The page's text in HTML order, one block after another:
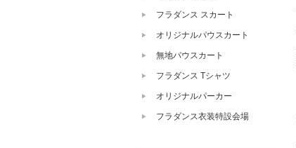
フラダンス スカート
オリジナルパウスカート
無地パウスカート
フラダンス Tシャツ
オリジナルパーカー
フラダンス衣装特設会場